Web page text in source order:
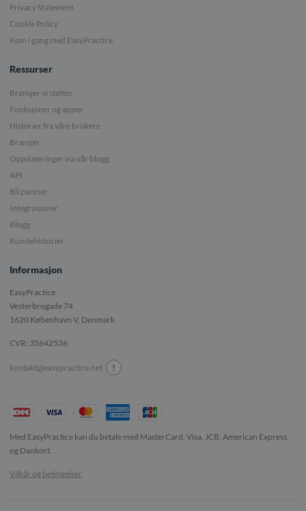
Privacy Statement
Cookie Policy
Kom i gang med EasyPractice
Ressurser
Bransjer vi støtter
Funksjoner og apper
Historier fra våre brukere
Bransjer
Oppdateringer via vår blogg
API
Bli partner
Integrasjoner
Blogg
Kundehistorier
Informasjon
EasyPractice
Vesterbrogade 74
1620 København V, Denmark
CVR: 35642536
kontakt@easypractice.net !
Med EasyPractice kan du betale med MasterCard, Visa, JCB, American Express,
og Dankort.
Vilkår og betingelser